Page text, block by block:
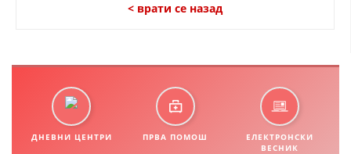
ИСТОРИЈАТ НА ЦКРМ
ИСТОРИЈАТ НА ДВИЖЕЊЕТО
< врати се назад
ДНЕВНИ ЦЕНТРИ ПРВА ПОМОШ
ЕЛЕКТРОНСКИ
ВЕСНИК